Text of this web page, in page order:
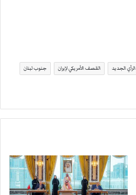
الرأي الجديد القصف الأمريكي لإيران جنوب لبنان